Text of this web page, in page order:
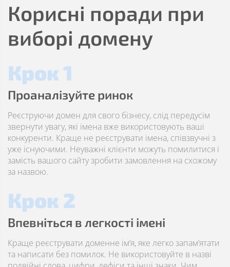
Корисні поради при
виборі домену
Крок 1
Проаналізуйте ринок
Реєструючи домен для свого бізнесу, слід передусім
звернути увагу, які імена вже використовують ваші
конкуренти. Краще не реєструвати імена, співзвучні з
уже існуючими. Неуважні клієнти можуть помилитися і
замість вашого сайту зробити замовлення на схожому
за назвою.
Крок 2
Впевніться в легкості імені
Краще реєструвати доменне ім’я, яке легко запам’ятати
та написати без помилок. Не використовуйте в назві